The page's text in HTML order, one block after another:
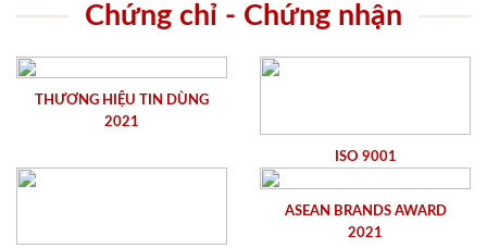
Chứng chỉ - Chứng nhận
THƯƠNG HIỆU TIN DÙNG
2021
ISO 9001
ASEAN BRANDS AWARD
2021